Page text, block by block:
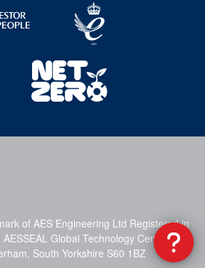
of AES Engineering Ltd Registered in
Global Technology Centre, Mill
South Yorkshire S60 1BZ